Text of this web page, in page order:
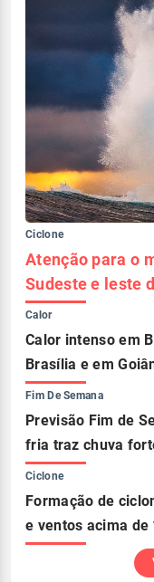
Ciclone
Atenção para o
Sudeste e leste
Calor
Calor intenso em
Brasília e em
Fim De Semana
Previsão Fim de
fria traz chuva
Ciclone
Formação de
e ventos acima de